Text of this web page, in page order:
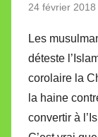
24 février
Les
déteste
corolaire la
la haine
convertir à